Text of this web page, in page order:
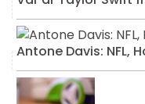
Antone Davis: NFL,